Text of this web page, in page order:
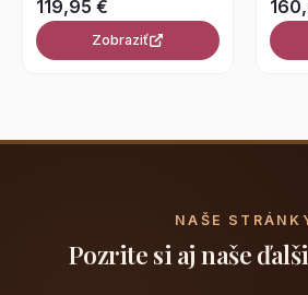
119,95 €
Zobraziť
NAŠE
Pozrite si aj naše